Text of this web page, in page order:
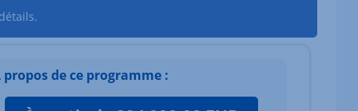
propos de ce programme :